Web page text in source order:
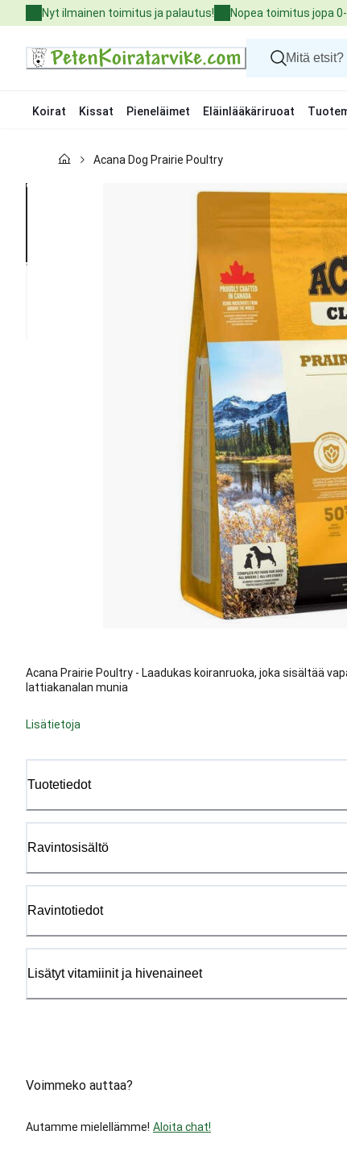
to
Nyt ilmainen toimitus ja palautus! Nopea toimitus jopa
Koirat Kissat Pieneläimet Eläinlääkäriruoat
Kissat
Acana Dog Prairie Poultry
Acana Prairie Poultry - Laadukas koiranruoka, joka sisältää
lattiakanalan munia
Lisätietoja
Tuotetiedot
Ravintosisältö
Ravintotiedot
Lisätyt vitamiinit ja hivenaineet
Voimmeko auttaa?
Autamme mielellämme! Aloita chat!